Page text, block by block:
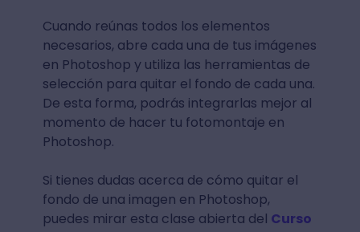
Cuando reúnas todos los elementos
necesarios, abre cada una de tus imágenes
en Photoshop y utiliza las herramientas de
selección para quitar el fondo de cada una.
De esta forma, podrás integrarlas mejor al
momento de hacer tu fotomontaje en
Photoshop.
Si tienes dudas acerca de cómo quitar el
fondo de una imagen en Photoshop,
puedes mirar esta clase abierta del Curso